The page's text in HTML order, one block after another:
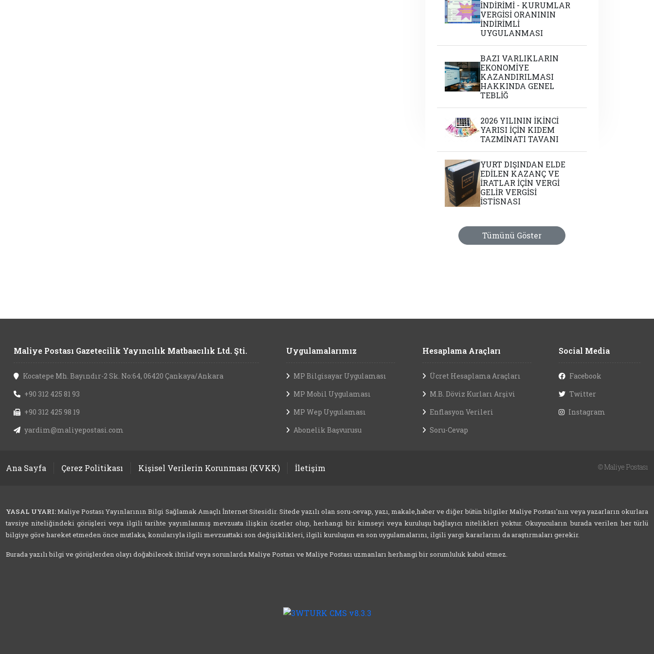
İNDİRİMİ - KURUMLAR
VERGİSİ ORANININ
İNDİRİMLİ
UYGULANMASI
BAZI VARLIKLARIN
EKONOMİYE
KAZANDIRILMASI
HAKKINDA GENEL
TEBLİĞ
2026 YILININ İKİNCİ
YARISI İÇİN KIDEM
TAZMİNATI TAVANI
YURT DIŞINDAN ELDE
EDİLEN KAZANÇ VE
İRATLAR İÇİN VERGİ
GELİR VERGİSİ
İSTİSNASI
Tümünü Göster
Maliye Postası Gazetecilik Yayıncılık Matbaacılık Ltd. Şti.
Kocatepe Mh. Bayındır-2 Sk. No:64, 06420 Çankaya/Ankara
+90 312 425 81 93
+90 312 425 98 19
yardim@maliyepostasi.com
Uygulamalarımız
MP Bilgisayar Uygulaması
MP Mobil Uygulaması
MP Wep Uygulaması
Abonelik Başvurusu
Hesaplama Araçları
Ücret Hesaplama Araçları
M.B. Döviz Kurları Arşivi
Enflasyon Verileri
Soru-Cevap
Social Media
Facebook
Twitter
Instagram
Ana Sayfa Çerez Politikası Kişisel Verilerin Korunması (KVKK) İletişim ©Maliye Postası
YASAL UYARI:Maliye Postası Yayınlarının Bilgi Sağlamak Amaçlı İnternet Sitesidir. Sitede yazılı olan soru-cevap, yazı, makale,haber ve diğer bütün bilgiler Maliye Postası'nın veya yazarların okurlara
tavsiye niteliğindeki görüşleri veya ilgili tarihte yayımlanmış mevzuata ilişkin özetler olup, herhangi bir kimseyi veya kuruluşu bağlayıcı nitelikleri yoktur. Okuyucuların burada verilen her türlü
bilgiye göre hareket etmeden önce mutlaka, konularıyla ilgili mevzuattaki son değişiklikleri, ilgili kuruluşun en son uygulamalarını, ilgili yargı kararlarını da araştırmaları gerekir.
Burada yazılı bilgi ve görüşlerden olayı doğabilecek ihtilaf veya sorunlarda Maliye Postası ve Maliye Postası uzmanları herhangi bir sorumluluk kabul etmez.